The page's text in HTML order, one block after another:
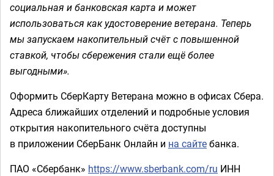
социальная и банковская карта и может
использоваться как удостоверение ветерана. Теперь
мы запускаем накопительный счёт с повышенной
ставкой, чтобы сбережения стали ещё более
выгодными».
Оформить СберКарту Ветерана можно в офисах Сбера.
Адреса ближайших отделений и подробные условия
открытия накопительного счёта доступны
в приложении СберБанк Онлайн и на сайтебанка.
ПАО «Сбербанк» https://www.sberbank.com/ru ИНН